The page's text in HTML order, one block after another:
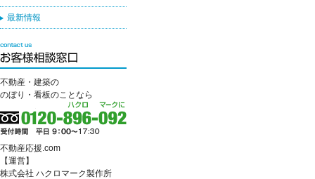
最新情報
不動産・建築の
のぼり・看板のことなら
不動産応援.com
【運営】
株式会社 ハクロマーク製作所